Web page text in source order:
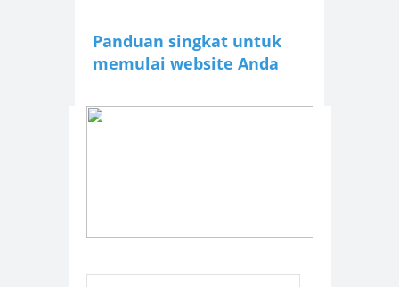
Panduan singkat untuk
memulai website Anda